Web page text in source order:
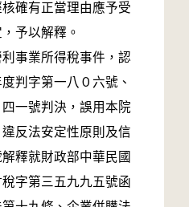
確有正當理由應予受
予以解釋。
利事業所得稅事件，認
判字第一八０六號、
一號判決，誤用本院
反法安定性原則及信
釋就財政部中華民國
字第三五九九五號函